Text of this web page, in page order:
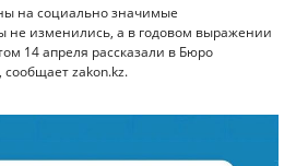
на социально значимые
не изменились, а в годовом выражении
14 апреля рассказали в Бюро
zakon.kz.